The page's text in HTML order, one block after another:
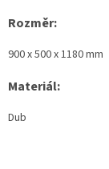
Rozměr:
900 x 500 x 1180 mm
Materiál:
Dub